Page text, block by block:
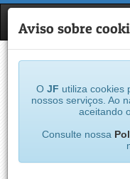
JF
Aviso sobre
O JF utiliza cookies
nossos serviços. Ao
aceitando
Consulte nossa